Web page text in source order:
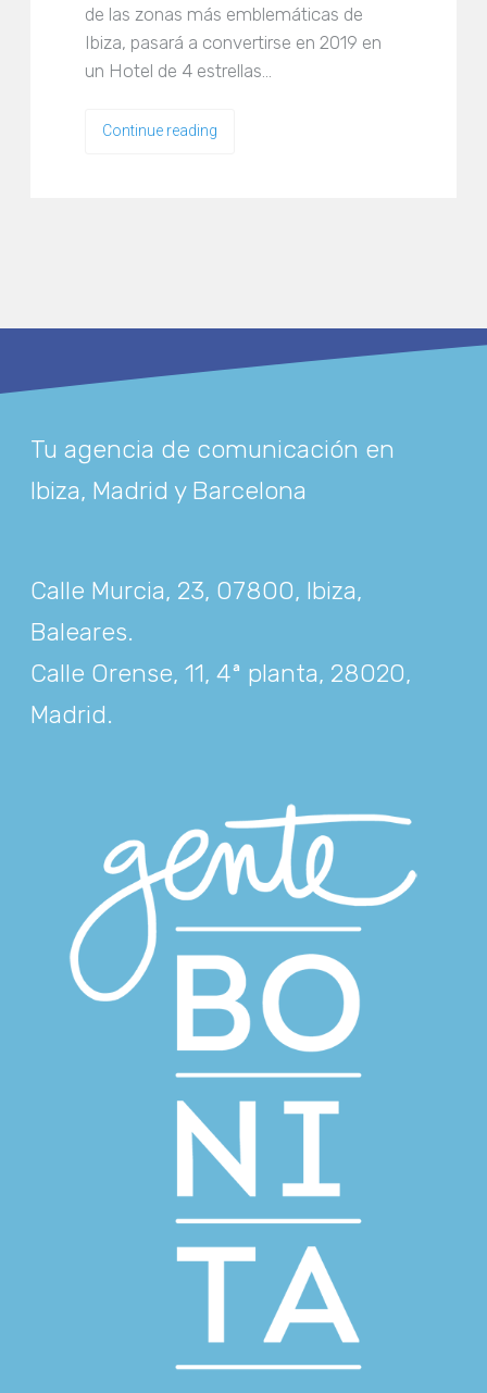
de las zonas más emblemáticas de
Ibiza, pasará a convertirse en 2019 en
un Hotel de 4 estrellas…
Continue reading
Tu agencia de comunicación en
Ibiza, Madrid y Barcelona
Calle Murcia, 23, 07800, Ibiza,
Baleares.
Calle Orense, 11, 4ª planta, 28020,
Madrid.